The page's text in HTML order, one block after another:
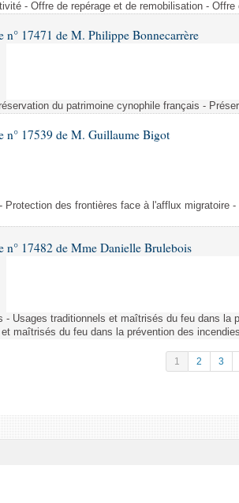
- Offre de repérage et de remobilisation -
n° 17471 de M. Philippe Bonnecarrère
du patrimoine cynophile français -
n° 17539 de M. Guillaume Bigot
Protection des frontières face à l'afflux migratoire
n° 17482 de Mme Danielle Brulebois
- Usages traditionnels et maîtrisés du feu dans la
maîtrisés du feu dans la prévention des
1 2 3